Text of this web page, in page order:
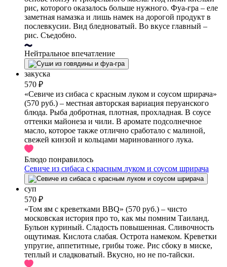
рис, которого оказалось больше нужного. Фуа-гра – еле
заметная намазка и лишь намек на дорогой продукт в
послевкусии. Вид бледноватый. Во вкусе главный –
рис. Съедобно.
Нейтральное впечатление
закуска
570 ₽
«Севиче из сибаса с красным луком и соусом шрирача»
(570 руб.) – местная авторская вариация перуанского
блюда. Рыба добротная, плотная, прохладная. В соусе
оттенки майонеза и чили. В аромате подсолнечное
масло, которое также отлично сработало с малиной,
свежей кинзой и кольцами маринованного лука.
Блюдо понравилось
Севиче из сибаса с красным луком и соусом шрирача
суп
570 ₽
«Том ям с креветками BBQ» (570 руб.) – чисто
московская история про то, как мы помним Таиланд.
Бульон куриный. Сладость повышенная. Сливочность
ощутимая. Кислота слабая. Острота намеком. Креветки
упругие, аппетитные, грибы тоже. Рис сбоку в миске,
теплый и сладковатый. Вкусно, но не по-тайски.